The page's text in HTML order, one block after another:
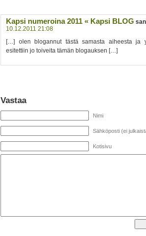
Kapsi numeroina 2011 « Kapsi BLOG
10.12.2011 21:08
[…] olen blogannut tästä samasta aiheesta ja
esitettiin jo toiveita tämän blogauksen […]
Vastaa
Nimi
Sähköposti (ei
Kotisivu